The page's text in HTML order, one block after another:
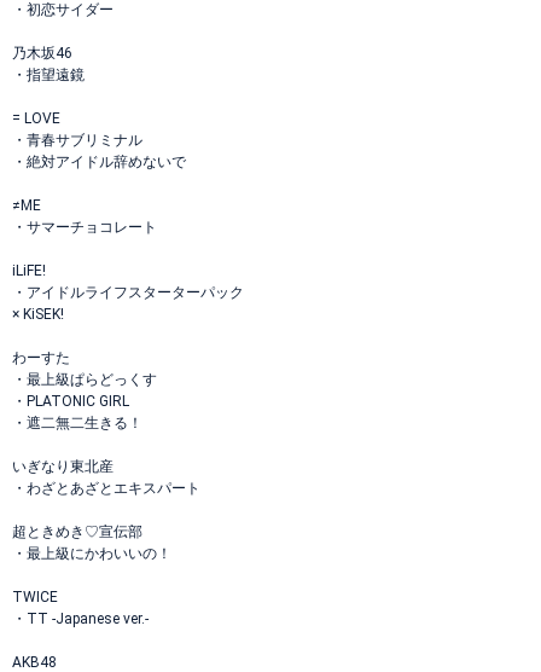
・初恋サイダー
乃木坂46
・指望遠鏡
= LOVE
・青春サブリミナル
・絶対アイドル辞めないで
≠ME
・サマーチョコレート
iLiFE!
・アイドルライフスターターパック
× KiSEK!
わーすた
・最上級ぱらどっくす
・PLATONIC GIRL
・遮二無二生きる！
いぎなり東北産
・わざとあざとエキスパート
超ときめき♡宣伝部
・最上級にかわいいの！
TWICE
・TT -Japanese ver.-
AKB48